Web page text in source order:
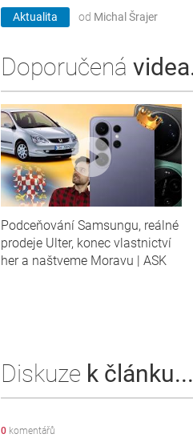
Aktualita od Michal Šrajer
Doporučená
Podceňování Samsungu, reálné
prodeje Ulter, konec vlastnictví
her a naštveme Moravu | ASK
Diskuze k článku...
0 komentářů